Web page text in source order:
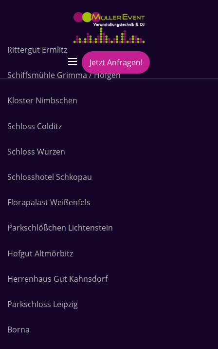
Jetzt Anfragen!
Rittergut Ermlitz
Schiffsmühle Grimma / Höfgen
Kloster Nimbschen
Schloss Colditz
Schloss Wurzen
Schlosshotel Schkopau
Florapalast Weißenfels
Parkschlößchen Lichtenstein
Hofgut Altmörbitz
Herrenhaus Gut Kahnsdorf
Parkschloss Leipzig
Borna